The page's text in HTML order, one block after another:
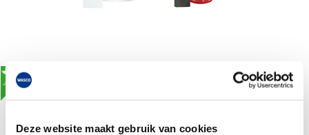
Deze website maakt gebruik van cookies
combinatie met een SolarlLine